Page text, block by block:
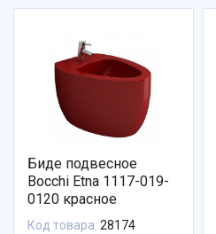
Биде подвесное
Bocchi Etna 1117-019-
0120 красное
Код товара: 28174